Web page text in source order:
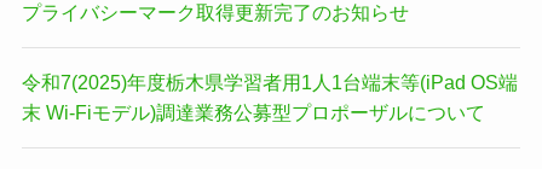
プライバシーマーク取得更新完了のお知らせ
令和7(2025)年度栃木県学習者用1人1台端末等(iPad OS端
末 Wi-Fiモデル)調達業務公募型プロポーザルについて